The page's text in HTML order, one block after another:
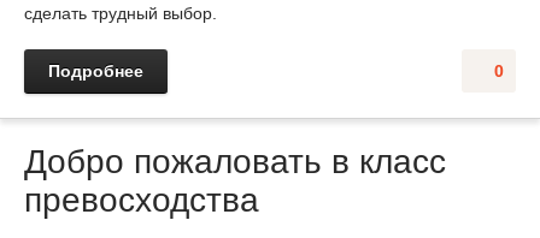
сделать трудный выбор.
0
Подробнее
Добро пожаловать в класс
превосходства